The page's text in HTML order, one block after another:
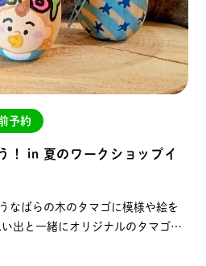
予約
！ in 夏のワークショップイ
なばらの木のタマゴに模様や絵を
出と一緒にオリジナルのタマゴを